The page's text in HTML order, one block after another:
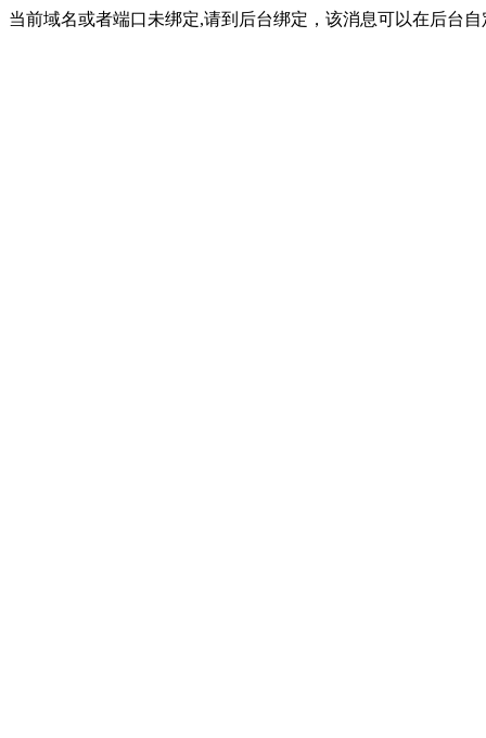
当前域名或者端口未绑定,请到后台绑定，该消息可以在后台自